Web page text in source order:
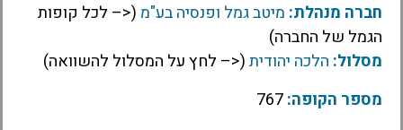
חברה מנהלת: מיטב גמל ופנסיה בע"מ (<– לכל קופות
הגמל של החברה)
מסלול: הלכה יהודית(<– לחץ על המסלול להשוואה)
מספר הקופה: